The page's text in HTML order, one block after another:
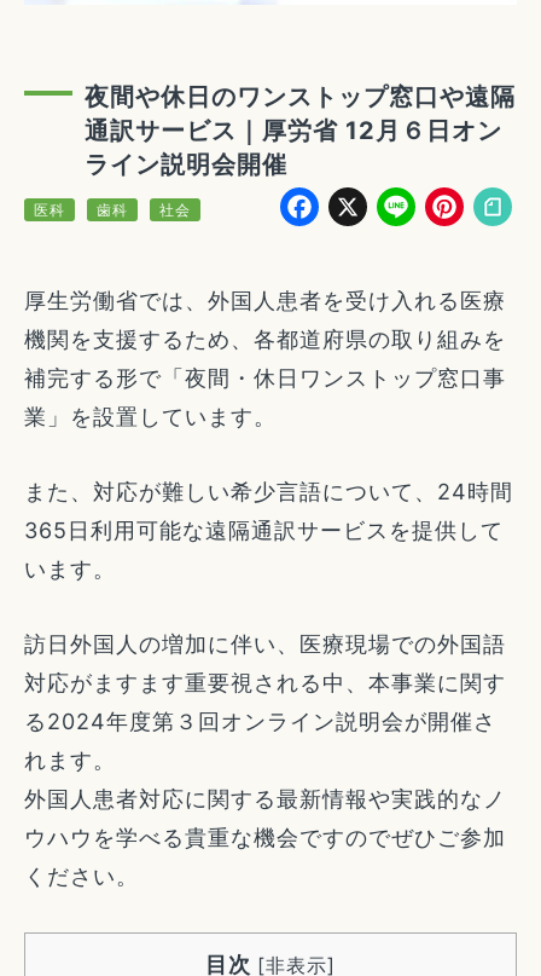
夜間や休日のワンストップ窓口や遠隔
通訳サービス｜厚労省 12月６日オン
ライン説明会開催
医科 歯科 社会 Facebook
X Line
厚生労働省では、外国人患者を受け入れる医療
機関を支援するため、各都道府県の取り組みを
補完する形で「夜間・休日ワンストップ窓口事
業」を設置しています。
また、対応が難しい希少言語について、24時間
365日利用可能な遠隔通訳サービスを提供して
います。
訪日外国人の増加に伴い、医療現場での外国語
対応がますます重要視される中、本事業に関す
る2024年度第３回オンライン説明会が開催さ
れます。
外国人患者対応に関する最新情報や実践的なノ
ウハウを学べる貴重な機会ですのでぜひご参加
ください。
目次 [非表示]